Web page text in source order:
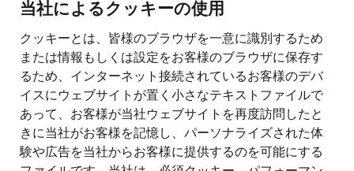
当社によるクッキーの使用
クッキーとは、皆様のブラウザを一意に識別するため
または情報もしくは設定をお客様のブラウザに保存す
るため、インターネット接続されているお客様のデバ
イスにウェブサイトが置く小さなテキストファイルで
あって、お客様が当社ウェブサイトを再度訪問したと
きに当社がお客様を記憶し、パーソナライズされた体
験や広告を当社からお客様に提供するのを可能にする